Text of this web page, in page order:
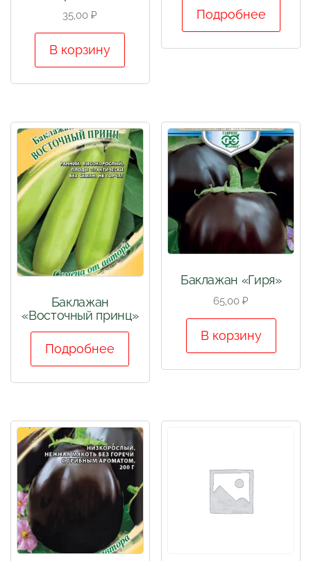
35,00₽
В корзину
Подробнее
Баклажан
«Восточный принц»
Подробнее
Баклажан «Гиря»
65,00₽
В корзину